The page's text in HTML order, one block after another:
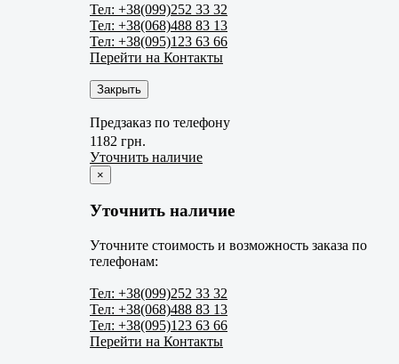
Тел: +38(099)252 33 32
Тел: +38(068)488 83 13
Тел: +38(095)123 63 66
Перейти на Контакты
Закрыть
Предзаказ по телефону
1182 грн.
Уточнить наличие
×
Уточнить наличие
Уточните стоимость и возможность заказа по
телефонам:
Тел: +38(099)252 33 32
Тел: +38(068)488 83 13
Тел: +38(095)123 63 66
Перейти на Контакты